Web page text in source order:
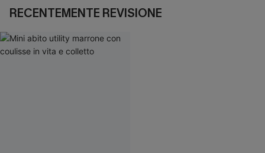
RECENTEMENTE REVISIONE